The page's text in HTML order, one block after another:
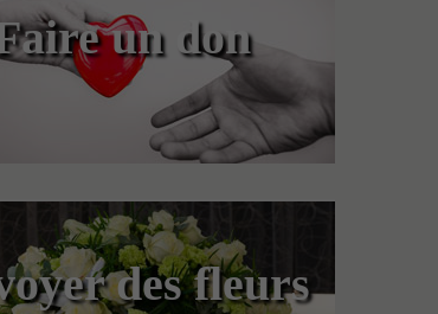
un don
des fleurs